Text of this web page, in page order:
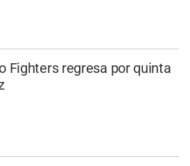
Fighters regresa por quinta